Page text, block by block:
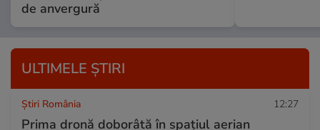
de anvergură
ULTIMELE ȘTIRI
Știri România 12:27
Prima dronă doborâtă în spațiul aerian